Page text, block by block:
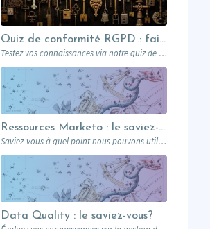
Quiz de conformité RGPD : faites le quiz ultime avec Léonard !
Testez vos connaissances via notre quiz de conformité RGPD dans le domaine du marketing B2B inspiré par le génie de Léonard de Vinci
Ressources Marketo : le saviez-vous?
Saviez-vous à quel point nous pouvons utiliser les ressources Marketo pour livrer une expérience…
Data Quality : le saviez-vous?